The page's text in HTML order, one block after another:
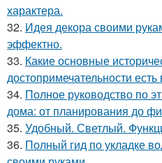
характера.
32. Идея декора своими
эффектно.
33. Какие основные
достопримечательности
34. Полное руководство по
дома: от планирования до
35. Удобный. Светлый.
36. Полный гид по укладке